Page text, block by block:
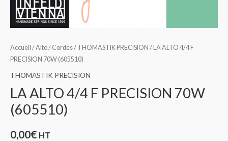
Accueil /Alto/ Cordes/ THOMASTIK PRECISION / LA ALTO 4/4 F
PRECISION 70W (605510)
THOMASTIK PRECISION
LA ALTO 4/4 F PRECISION 70W
(605510)
0,00€ HT